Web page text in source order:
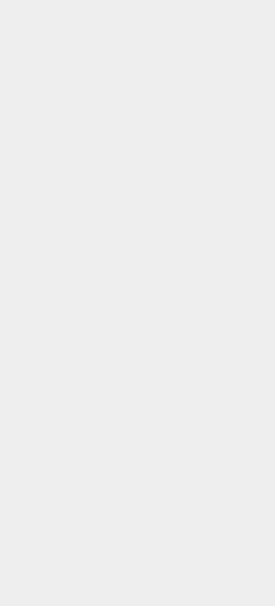
utiliza principalmente para garantizar
directamente, pero puede brindarte una
damos la opción de no permitir ciertos
sobre cada una de ellas, y así elegir
cookies, tu experiencia de navegación y
nuestros sistemas. Por ejemplo, estas
tu sesión mientras navegas o
técnico que pueda afectar la
bloquear o ser notificado de la
cookies no almacenan ninguna
el fin de medir y mejorar el rendimiento